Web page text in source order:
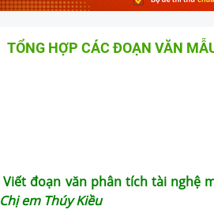
TỔNG HỢP CÁC ĐOẠN VĂN
Viết đoạn văn phân tích tài nghệ
Chị em Thúy Kiều